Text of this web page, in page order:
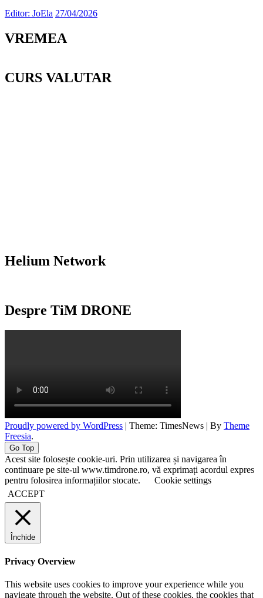
Editor: JoEla 27/04/2026
VREMEA
CURS VALUTAR
Helium Network
Despre TiM DRONE
Proudly powered by WordPress | Theme: TimesNews | By Theme
Freesia.
Go Top
Acest site folosește cookie-uri. Prin utilizarea și navigarea în
continuare pe site-ul www.timdrone.ro, vă exprimați acordul expres
pentru folosirea informațiilor stocate.
Cookie settings
ACCEPT
Închide
Privacy Overview
This website uses cookies to improve your experience while you
navigate through the website. Out of these cookies, the cookies that